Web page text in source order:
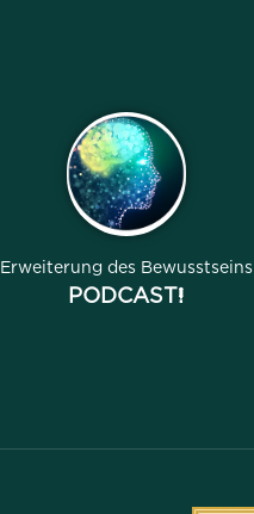
Erweiterung des Bewusstseins
PODCAST!